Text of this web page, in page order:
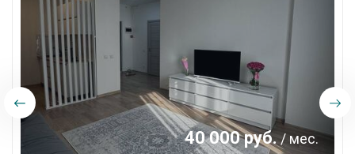
40 000 руб./ мес.